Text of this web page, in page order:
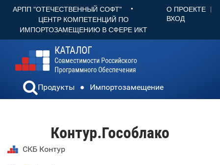
АРПП "ОТЕЧЕСТВЕННЫЙ СОФТ" •
ЦЕНТР КОМПЕТЕНЦИЙ ПО
ИМПОРТОЗАМЕЩЕНИЮ В СФЕРЕ ИКТ
О ПРОЕКТЕ
ВХОД
КАТАЛОГ
Совместимости Российского
Программного Обеспечения
Продукты Импортозамещение
Контур.Гособлако
СКБ Контур